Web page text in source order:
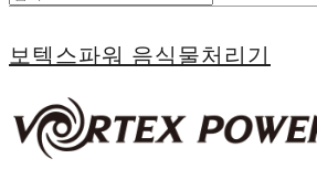
보텍스파워 음식물처리기